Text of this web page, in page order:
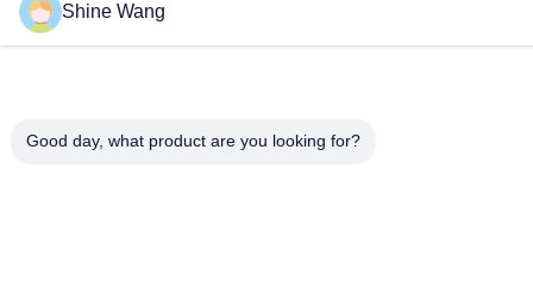
Shine Wang
Good day, what product are you looking for?